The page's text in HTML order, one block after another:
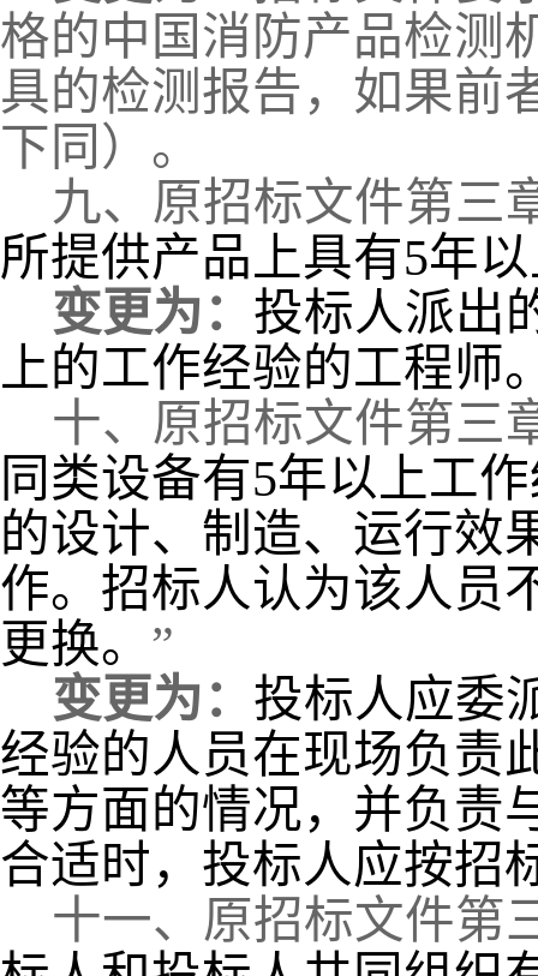
格的中国消防产品检测
具的检测报告，如果前
下同）。
九、 原招标文件第三
所提供产品上具有5年
变更为： 投标人派出
上的工作经验的工程师
十、 原招标文件第三
同类设备有5年以上工
的设计、制造、运行效
作。招标人认为该人员
更换。 ”
变更为： 投标人应委
经验的人员在现场负责
等方面的情况，并负责
合适时，投标人应按招
十一、 原招标文件第